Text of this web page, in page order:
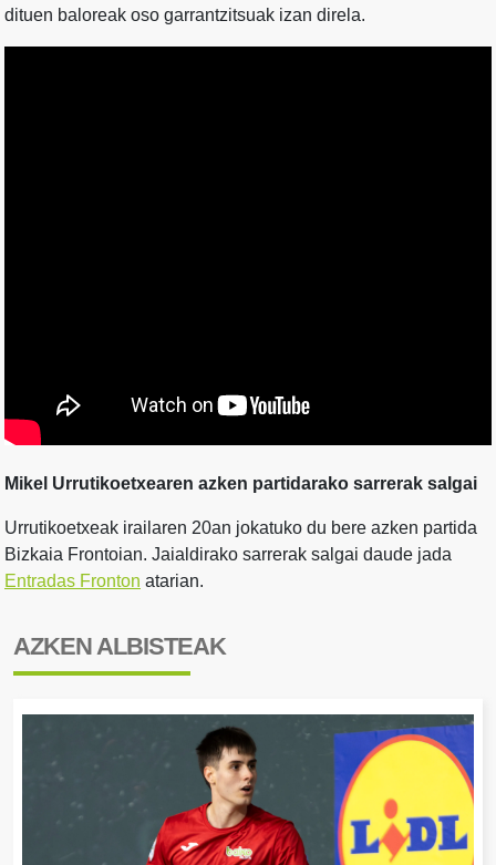
dituen baloreak oso garrantzitsuak izan direla.
Mikel Urrutikoetxearen azken partidarako sarrerak salgai
Urrutikoetxeak irailaren 20an jokatuko du bere azken partida
Bizkaia Frontoian. Jaialdirako sarrerak salgai daude jada
Entradas Fronton atarian.
AZKEN ALBISTEAK